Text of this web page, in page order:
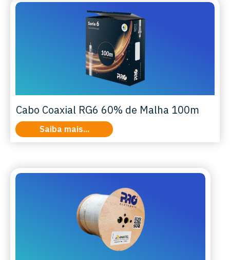
Cabo Coaxial RG6 60% de Malha 100m
Saiba mais...